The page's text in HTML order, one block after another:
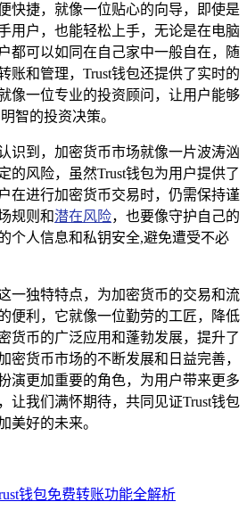
快捷，就像一位贴心的向导，即使是
用户，也能轻松上手，无论是在电脑
都可以如同在自己家中一般自在，随
账和管理，Trust钱包还提供了实时的
像一位专业的投资顾问，让用户能够
智的投资决策。
识到，加密货币市场就像一片波涛汹
的风险，虽然Trust钱包为用户提供了
在进行加密货币交易时，仍需保持谨
规则和潜在风险，也要像守护自己的
个人信息和私钥安全,避免遭受不必
一独特特点，为加密货币的交易和流
便利，它就像一位勤劳的工匠，降低
货币的广泛应用和蓬勃发展，提升了
密货币市场的不断发展和日益完善，
演更加重要的角色，为用户带来更多
让我们满怀期待，共同见证Trust钱包
美好的未来。
钱包免费转账功能全解析